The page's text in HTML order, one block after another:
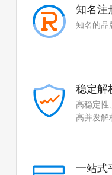
知名注
知名的品
稳定解
高稳定性
高并发解
一站式